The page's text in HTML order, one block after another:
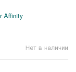
Affinity
Нет в наличии